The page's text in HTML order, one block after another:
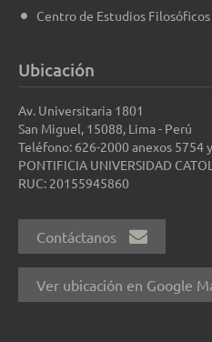
Centro de Estudios Filosóficos
Ubicación
Av. Universitaria 1801
San Miguel, 15088, Lima - Perú
Teléfono: 626-2000 anexos 5754
PONTIFICIA UNIVERSIDAD
RUC: 20155945860
Contáctanos
Ver ubicación en Google